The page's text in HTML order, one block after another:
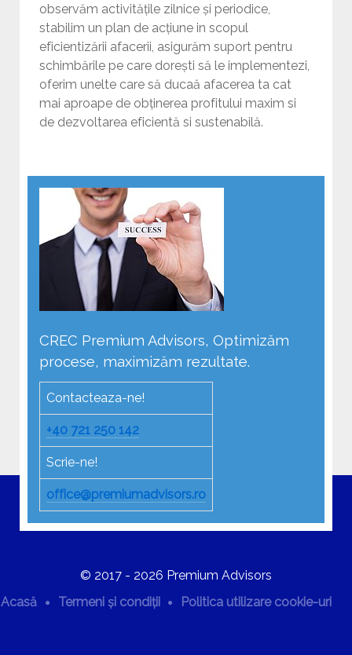
observăm activitățile zilnice și periodice,
stabilim un plan de acțiune in scopul
eficientizării afacerii, asigurăm suport pentru
schimbările pe care dorești să le implementezi,
oferim unelte care să ducaă afacerea ta cat
mai aproape de obținerea profitului maxim si
de dezvoltarea eficientă si sustenabilă.
CREC Premium Advisors, Optimizăm
procese, maximizăm rezultate.
Contacteaza-ne!
+40 721 250 142
Scrie-ne!
office@premiumadvisors.ro
© 2017 - 2026 Premium Advisors
Acasă
Termeni și condiții Politica utilizare cookie-uri